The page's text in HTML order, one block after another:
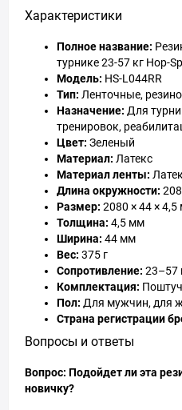
Характеристики
Полное название:
турнике 23-57 кг Hop-
Модель: HS-L044RR
Тип: Ленточные,
Назначение: Для
тренировок,
Цвет: Зеленый
Материал: Латекс
Материал ленты:
Длина окружности:
Размер: 2080 × 44 ×
Толщина: 4,5 мм
Ширина: 44 мм
Вес: 375 г
Сопротивление: 23–57
Комплектация:
Пол: Для мужчин, для
Страна регистрации
Вопросы и ответы
Вопрос: Подойдет ли эта
новичку?